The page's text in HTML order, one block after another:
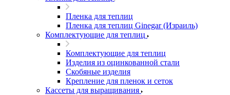
Пленка для теплиц
Пленка для теплиц Ginegar (Израиль)
Комплектующие для теплиц
Комплектующие для теплиц
Изделия из оцинкованной стали
Скобяные изделия
Крепление для пленок и сеток
Кассеты для выращивания